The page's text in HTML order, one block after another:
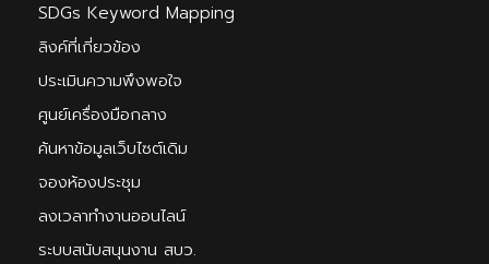
SDGs Keyword Mapping
ลิงค์ที่เกี่ยวข้อง
ประเมินความพึงพอใจ
ศูนย์เครื่องมือกลาง
ค้นหาข้อมูลเว็บไซต์เดิม
จองห้องประชุม
ลงเวลาทำงานออนไลน์
ระบบสนับสนุนงาน สบว.